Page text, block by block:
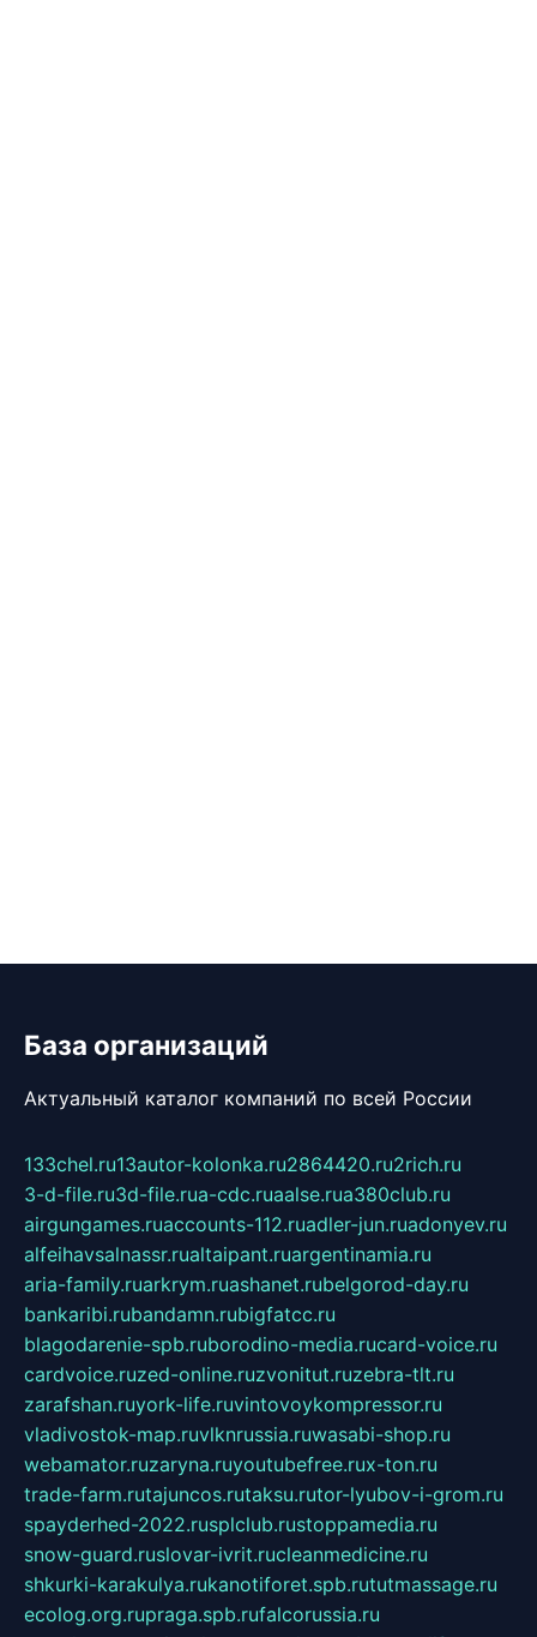
База организаций
Актуальный каталог компаний по всей России
133chel.ru13autor-kolonka.ru2864420.ru2rich.ru
3-d-file.ru3d-file.rua-cdc.ruaalse.rua380club.ru
airgungames.ruaccounts-112.ruadler-jun.ruadonyev.ru
alfeihavsalnassr.rualtaipant.ruargentinamia.ru
aria-family.ruarkrym.ruashanet.rubelgorod-day.ru
bankaribi.rubandamn.rubigfatcc.ru
blagodarenie-spb.ruborodino-media.rucard-voice.ru
cardvoice.ruzed-online.ruzvonitut.ruzebra-tlt.ru
zarafshan.ruyork-life.ruvintovoykompressor.ru
vladivostok-map.ruvlknrussia.ruwasabi-shop.ru
webamator.ruzaryna.ruyoutubefree.rux-ton.ru
trade-farm.rutajuncos.rutaksu.rutor-lyubov-i-grom.ru
spayderhed-2022.rusplclub.rustoppamedia.ru
snow-guard.ruslovar-ivrit.rucleanmedicine.ru
shkurki-karakulya.rukanotiforet.spb.rututmassage.ru
ecolog.org.rupraga.spb.rufalcorussia.ru